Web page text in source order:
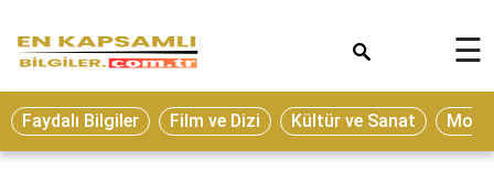
Eğitim
Ekonomi
☰
Faydalı Bilgiler Film ve Dizi Kültür ve Sanat